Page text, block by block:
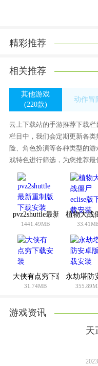
1.全新的游戏剧情仍是很
2.守住本身据点长短常的
3.游戏中包括的兵器长短
保举来由
集各类资本；
2.多种的PK形式能够道长
的人更好的往战役；
3.游戏弄法仍是很丰硕的
要您来挑选。
精彩推荐
相关推荐
其他游戏
(220款)
动作冒
云上下载站的手游推荐下载
栏目中，我们会定期更新各
险、角色扮演等各种类型的
戏特色进行筛选，为您推荐最
pvz2shuttle最新重制版下载
1441.49MB
植物大战
大侠有点穷下载安装
31.74MB
永劫塔防
游戏资讯
天